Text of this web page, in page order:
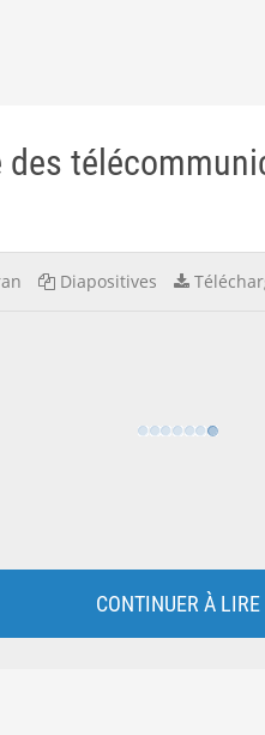
Diapositives
CONTINUER À LIRE